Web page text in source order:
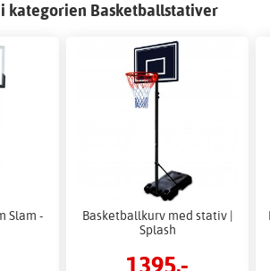
kategorien Basketballstativer
Slam -
Basketballkurv med stativ |
Splash
1395,-